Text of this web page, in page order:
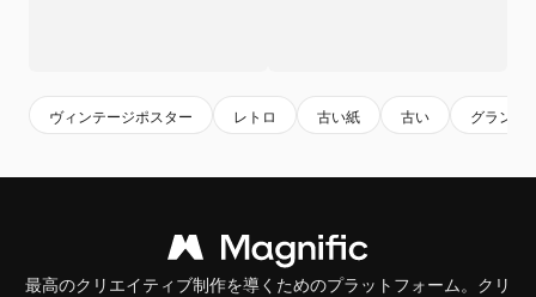
ヴィンテージポスター レトロ 古い紙 古い グランジ
最高のクリエイティブ制作を導くためのプラットフォーム。クリ